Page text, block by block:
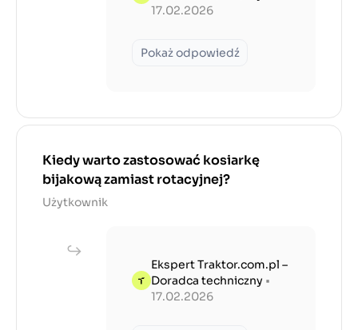
17.02.2026
Pokaż odpowiedź
Kiedy warto zastosować kosiarkę
bijakową zamiast rotacyjnej?
Użytkownik
Ekspert Traktor.com.pl –
Doradca techniczny •
17.02.2026